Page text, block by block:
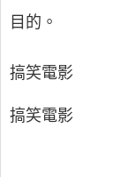
目的。
搞笑電影
搞笑電影